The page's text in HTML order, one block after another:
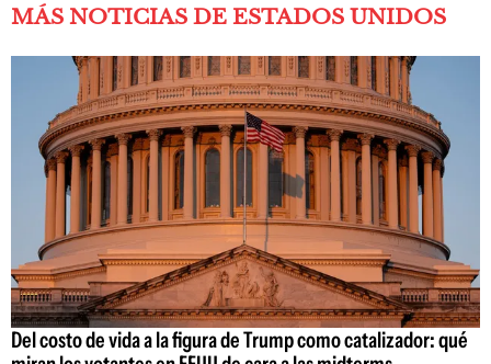
MÁS NOTICIAS DE ESTADOS UNIDOS
Del costo de vida a la figura de Trump como catalizador: qué